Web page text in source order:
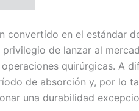
Correo*
convertido en el estándar
de lanzar al
quirúrgicas. A
de absorción y, por lo
una durabilidad